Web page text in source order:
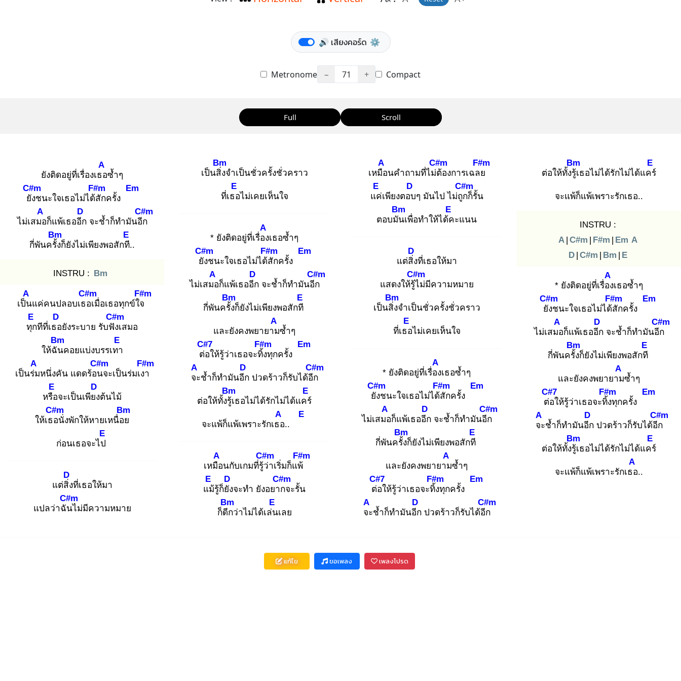
🔊 เสียงคอร์ด ⚙️
Metronome − 71 + Compact
Full Scroll
ยังติดอยู่ที่เรื่องเธอ
A
ซ้ำๆ
ยัง
C#m
ชนะใจเธอไม่ได้สั
F#m
กครั้ง
Em
ไม่เสมอ
A
ก็แพ้เธออีก
D
จะช้ำก็ทำมันอีก
C#m
กี่พันครั้ง
Bm
ก็ยังไม่เพียงพอสักที.
E
.
INSTRU : Bm
เป็น
A
แค่คนปลอบเธอ
C#m
เมื่อเธอทุกข์ใจ
F#m
ทุก
E
ทีที่เธอ
D
ยังระบาย รับฟัง
C#m
เสมอ
ให้ฉัน
Bm
คอยแบ่งบรรเทา
E
เป็นร่ม
A
หนึ่งคัน แดดร้อน
C#m
จะเป็นร่มเงา
F#m
หรือ
E
จะเป็นเพียง
D
ต้นไม้
ให้เธอ
C#m
นั่งพักให้หายเหนื่อย
Bm
ก่อนเธอจะไป
E
แต่สิ่ง
D
ที่เธอให้มา
แปลว่าฉัน
C#m
ไม่มีความหมาย
เป็นสิ่ง
Bm
จำเป็นชั่วครั้งชั่วคราว
ที่เธอ
E
ไม่เคยเห็นใจ
* ยังติดอยู่ที่เรื่อง
A
เธอซ้ำๆ
ยัง
C#m
ชนะใจเธอไม่ได้สั
F#m
กครั้ง
Em
ไม่เสมอ
A
ก็แพ้เธออีก
D
จะช้ำก็ทำมันอีก
C#m
กี่พันครั้ง
Bm
ก็ยังไม่เพียงพอสักที
E
และยังคงพยายาม
A
ซ้ำๆ
ต่อ
C#7
ให้รู้ว่าเธอจะทิ้ง
F#m
ทุกครั้ง
Em
จะ
A
ช้ำก็ทำมันอีก
D
ปวดร้าวก็รับได้อีก
C#m
ต่อให้ทั้งรู้เ
Bm
ธอไม่ได้รักไม่ได้แคร์
E
จะแพ้ก็แพ้เพราะรักเธอ
A
..
E
เหมือ
A
นกับเกมที่รู้ว่
C#m
าเริ่มก็แพ้
F#m
แม้
E
รู้ก็ยัง
D
จะทำ ยังอยาก
C#m
จะรั้น
ก็ดีก
Bm
ว่าไม่ได้เล่น
E
เลย
เหมือ
A
นคำถามที่ไม่ต้
C#m
องการเฉลย
F#m
แค่
E
เพียงตอบ
D
ๆ มันไป ไม่ถูก
C#m
ก็รั้น
ตอบมัน
Bm
เพื่อทำให้ได้ค
E
ะแนน
แต่สิ่ง
D
ที่เธอให้มา
แสดงให้รู้ไ
C#m
ม่มีความหมาย
เป็นสิ่ง
Bm
จำเป็นชั่วครั้งชั่วคราว
ที่เธอ
E
ไม่เคยเห็นใจ
* ยังติดอยู่ที่เรื่อง
A
เธอซ้ำๆ
ยัง
C#m
ชนะใจเธอไม่ได้สั
F#m
กครั้ง
Em
ไม่เสมอ
A
ก็แพ้เธออีก
D
จะช้ำก็ทำมันอีก
C#m
กี่พันครั้ง
Bm
ก็ยังไม่เพียงพอสักที
E
และยังคงพยายาม
A
ซ้ำๆ
ต่อ
C#7
ให้รู้ว่าเธอจะทิ้ง
F#m
ทุกครั้ง
Em
จะ
A
ช้ำก็ทำมันอีก
D
ปวดร้าวก็รับได้อีก
C#m
ต่อให้ทั้งรู้เ
Bm
ธอไม่ได้รักไม่ได้แคร์
E
จะแพ้ก็แพ้เพราะรักเธอ..
INSTRU :
A | C#m | F#m | Em A
D | C#m | Bm | E
* ยังติดอยู่ที่เรื่อง
A
เธอซ้ำๆ
ยัง
C#m
ชนะใจเธอไม่ได้สั
F#m
กครั้ง
Em
ไม่เสมอ
A
ก็แพ้เธออีก
D
จะช้ำก็ทำมันอีก
C#m
กี่พันครั้ง
Bm
ก็ยังไม่เพียงพอสักที
E
และยังคงพยายาม
A
ซ้ำๆ
ต่อ
C#7
ให้รู้ว่าเธอจะทิ้ง
F#m
ทุกครั้ง
Em
จะ
A
ช้ำก็ทำมันอีก
D
ปวดร้าวก็รับได้อีก
C#m
ต่อให้ทั้งรู้เ
Bm
ธอไม่ได้รักไม่ได้แคร์
E
จะแพ้ก็แพ้เพราะรักเธอ
A
..
แก้ไข ขอเพลง เพลงโปรด